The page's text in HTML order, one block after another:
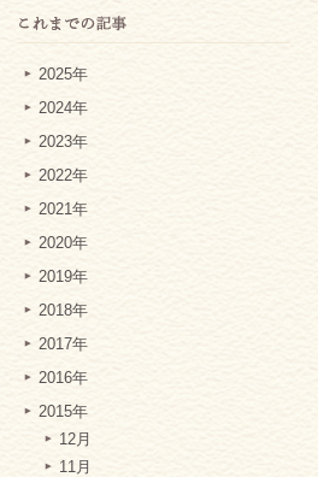
2025年
2024年
2023年
2022年
2021年
2020年
2019年
2018年
2017年
2016年
2015年
12月
11月